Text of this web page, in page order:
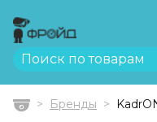
ГлавнаяБренды